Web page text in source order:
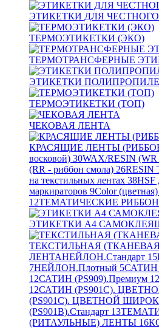
ЭТИКЕТКИ ДЛЯ
ТЕРМОЭТИКЕТКИ (ЭКО)
ТЕРМОТРАНСФЕРНЫЕ
ЭТИКЕТКИ
ТЕРМОЭТИКЕТКИ (ТОП)
ЧЕКОВАЯ ЛЕНТА
КРАСЯЩИЕ ЛЕНТЫ
восковой) 30WAX/RESIN (WR
(RR - риббон смола) 26RESIN
на текстильных лентах 38HSF
маркираторов 9Color
12ТЕМАТИЧЕСКИЕ
ЭТИКЕТКИ А4
ТЕКСТИЛЬНАЯ
ЛЕНТАНЕЙЛОН.Стандарт 15
7НЕЙЛОН.Плотный 5САТИН
12САТИН (PS909).Премиум 12
12САТИН (PS901C).
(PS901C). ЦВЕТНОЙ
(PS901B).Стандарт 13
(РИТАУЛЬНЫЕ) ЛЕНТЫ 16